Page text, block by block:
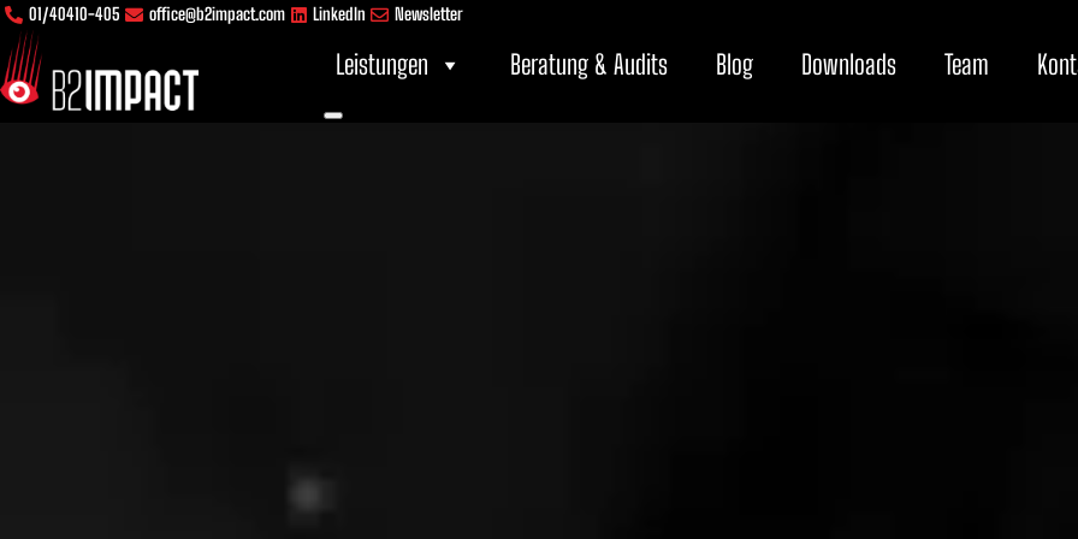
springen
Zum
Inhalt
springen
01/40410-405 office@b2impact.com LinkedIn Newsletter
Leistungen Beratung & Audits Blog Downloads Team